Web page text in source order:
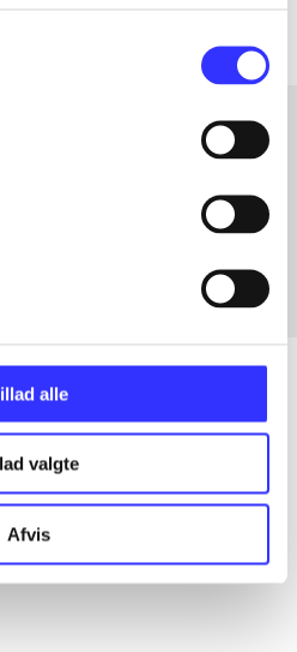
alle
valgte
Afvis
på udgivelser